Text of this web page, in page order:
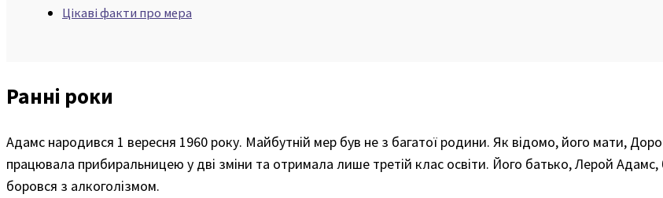
Цікаві факти про мера
Ранні роки
Адамс народився 1 вересня 1960 року. Майбутній мер був не з багатої родини. Як відомо, його мати,
працювала прибиральницею у дві зміни та отримала лише третій клас освіти. Його батько, Лерой Адамс,
боровся з алкоголізмом.